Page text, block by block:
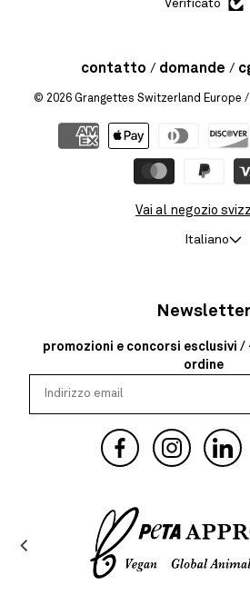
Verificato
contatto domande
© 2026 Grangettes Switzerland Europe /
Vai al negozio
Italiano
Newsletter
promozioni e concorsi esclusivi /
ordine
FacebookInstagram